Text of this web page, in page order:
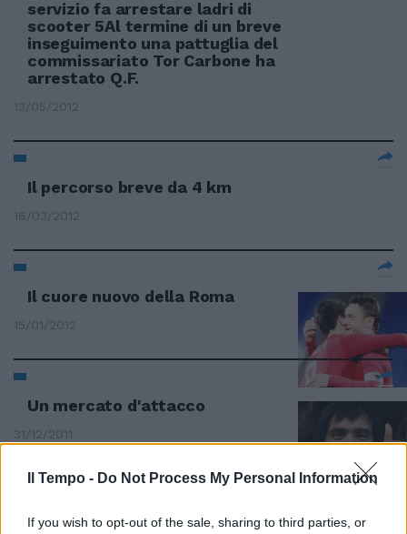
Il Tempo - Do Not Process My Personal Information
If you wish to opt-out of the sale, sharing to third parties, or
servizio fa arrestare ladri di
scooter 5Al termine di un breve
inseguimento una pattuglia del
commissariato Tor Carbone ha
arrestato Q.F.
13/05/2012
Il percorso breve da 4 km
18/03/2012
Il cuore nuovo della Roma
15/01/2012
Un mercato d'attacco
31/12/2011
L’Europa cancellerà il sistema